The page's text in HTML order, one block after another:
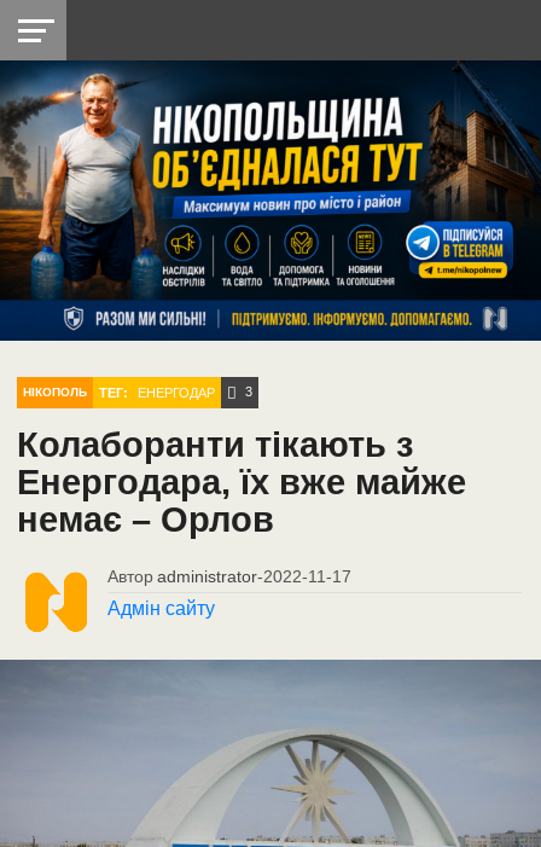
НІКОПОЛЬ
РАЙОН
СІЧЕСЛАВСЬКА
УКРАЇНА
РЕТРО
НІКОПОЛЬ
ЛАЙТ
УКРАЇНА
ДОПОМОГА
РАДІО
НІКОПОЛЬ ТЕГ: ЕНЕРГОДАР 3
Колаборанти тікають з
Енергодара, їх вже майже
немає – Орлов
Автор administrator-2022-11-17
Адмін сайту